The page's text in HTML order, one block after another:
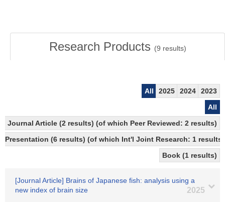
Research Products (9 results)
All 2025 2024
2023
All
Journal Article (2 results) (of which Peer Reviewed: 2 results)
Presentation (6 results) (of which Int'l Joint Research: 1 results)
Book (1 results)
[Journal Article] Brains of Japanese fish: analysis using a
new index of brain size
2025